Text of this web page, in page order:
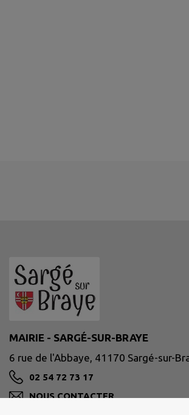
MAIRIE - SARGÉ-SUR-BRAYE
6 rue de l'Abbaye, 41170 Sargé-sur-
02 54 72 73 17
NOUS CONTACTER